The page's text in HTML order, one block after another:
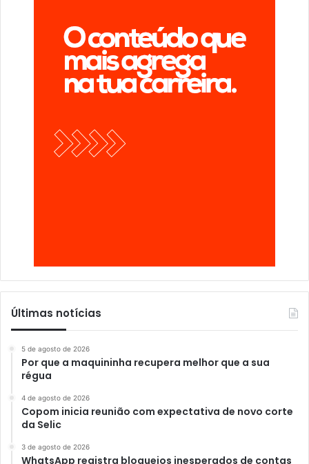
Últimas notícias
5 de agosto de 2026
Por que a maquininha recupera melhor que a sua
régua
4 de agosto de 2026
Copom inicia reunião com expectativa de novo corte
da Selic
3 de agosto de 2026
WhatsApp registra bloqueios inesperados de contas